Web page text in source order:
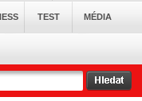
TEST MÉDIA